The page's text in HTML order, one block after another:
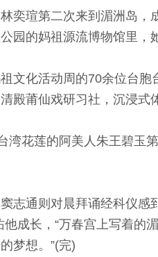
瑄第二次来到湄洲岛，成
园的妈祖源流博物馆里，
化活动周的70余位台胞
殿莆仙戏研习社，沉浸式
花莲的阿美人朱王碧玉
通则对晨拜诵经科仪感到
他成长，“万春宫上写着的
梦想。”(完)